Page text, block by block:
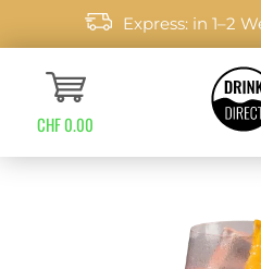
Express: in 1–2
CHF 0.00